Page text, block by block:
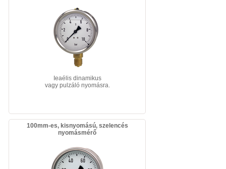
Ieaélis dinamikus
vagy pulzáló nyomásra.
100mm-es, kisnyomású, szelencés
nyomásmérő